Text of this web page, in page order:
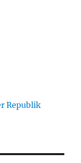
Republik